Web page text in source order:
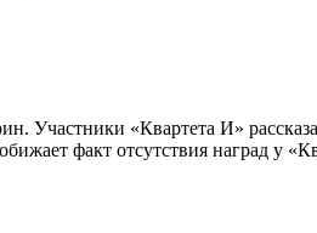
Участники «Квартета И»
факт отсутствия наград у